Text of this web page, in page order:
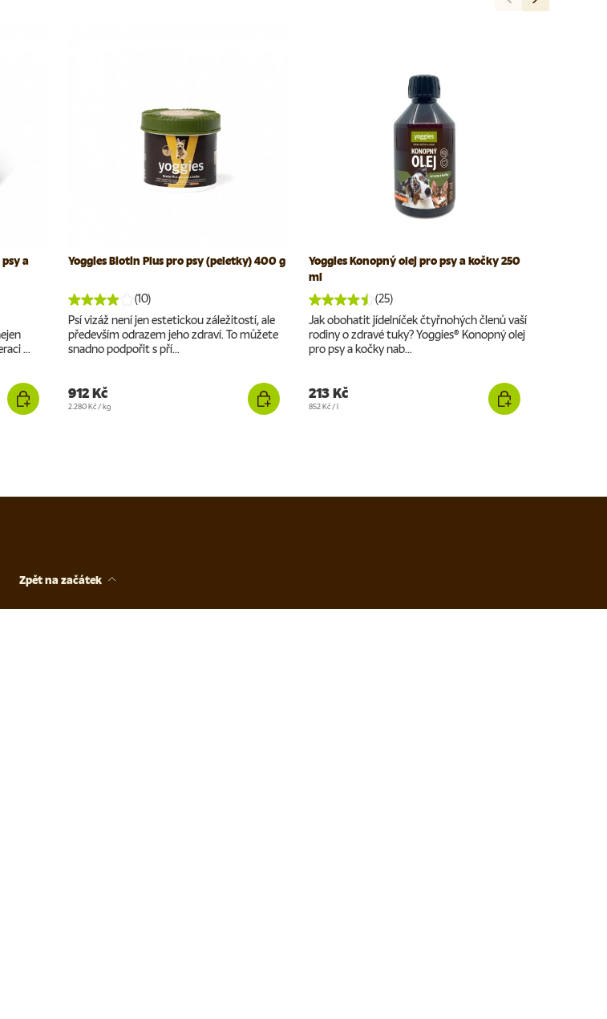
psy a
...
Yoggies Biotin Plus pro psy (peletky) 400 g
(10)
Psí vizáž není jen estetickou záležitostí, ale
především odrazem jeho zdraví. To můžete
snadno podpořit s pří...
912 Kč
Cena za jednotku
2.280 Kč/kg
Yoggies Konopný olej pro psy a kočky 250
ml
(25)
Jak obohatit jídelníček čtyřnohých členů vaší
rodiny o zdravé tuky? Yoggies® Konopný olej
pro psy a kočky nab...
213 Kč
Cena za jednotku
852 Kč/l
Zpět na začátek